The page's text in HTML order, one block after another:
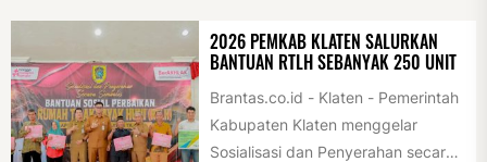
2026 PEMKAB KLATEN SALURKAN
BANTUAN RTLH SEBANYAK 250 UNIT
Brantas.co.id - Klaten - Pemerintah
Kabupaten Klaten menggelar
Sosialisasi dan Penyerahan secara